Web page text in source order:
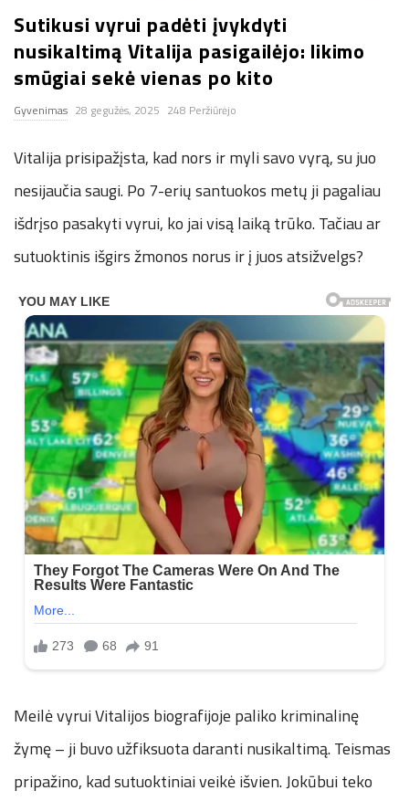
n
.
n
e
t
Sutikusi vyrui padėti įvykdyti
nusikaltimą Vitalija pasigailėjo: likimo
smūgiai sekė vienas po kito
Gyvenimas 28 gegužės, 2025 248 Peržiūrėjo
Vitalija prisipažįsta, kad nors ir myli savo vyrą, su juo
nesijaučia saugi. Po 7-erių santuokos metų ji pagaliau
išdrįso pasakyti vyrui, ko jai visą laiką trūko. Tačiau ar
sutuoktinis išgirs žmonos norus ir į juos atsižvelgs?
Meilė vyrui Vitalijos biografijoje paliko kriminalinę
žymę – ji buvo užfiksuota daranti nusikaltimą. Teismas
pripažino, kad sutuoktiniai veikė išvien. Jokūbui teko